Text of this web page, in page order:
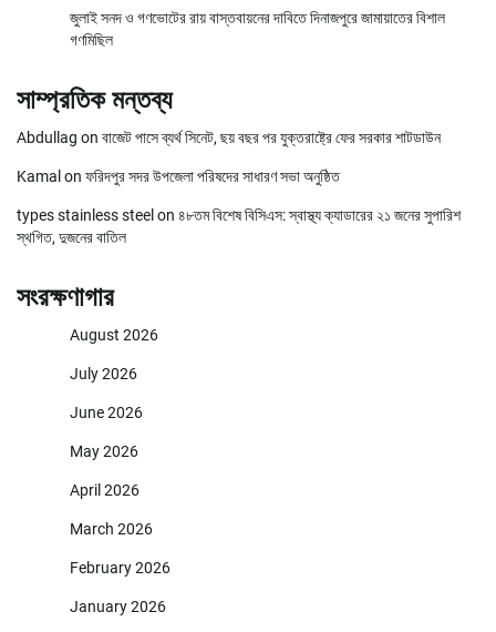
জুলাই সনদ ও গণভোটের রায় বাস্তবায়নের দাবিতে দিনাজপুরে জামায়াতের বিশাল
গণমিছিল
সাম্প্রতিক মন্তব্য
Abdullag on বাজেট পাসে ব্যর্থ সিনেট, ছয় বছর পর যুক্তরাষ্ট্রে ফের সরকার শাটডাউন
Kamal on ফরিদপুর সদর উপজেলা পরিষদের সাধারণ সভা অনুষ্ঠিত
types stainless steel on ৪৮তম বিশেষ বিসিএস: স্বাস্থ্য ক্যাডারের ২১ জনের সুপারিশ
স্থগিত, দুজনের বাতিল
সংরক্ষণাগার
August 2026
July 2026
June 2026
May 2026
April 2026
March 2026
February 2026
January 2026